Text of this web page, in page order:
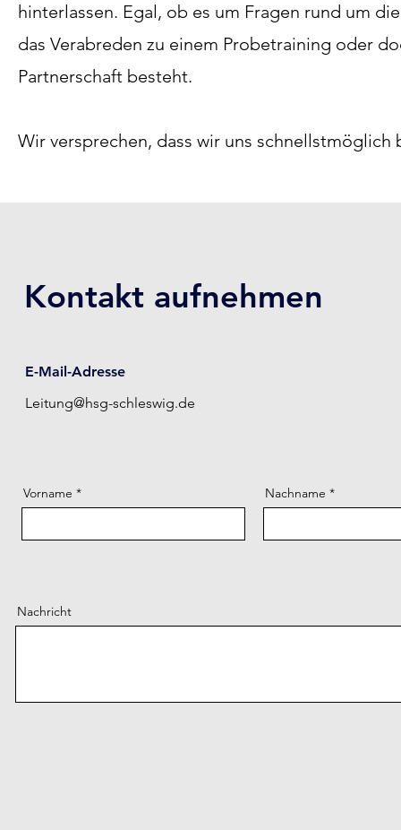
hinterlassen. Egal, ob es um Fragen rund um
das Verabreden zu einem Probetraining oder
Partnerschaft besteht.
Wir versprechen, dass wir uns
Kontakt aufnehmen
E-Mail-Adresse
Leitung@hsg-schleswig.de
Vorname Nachname
Nachricht